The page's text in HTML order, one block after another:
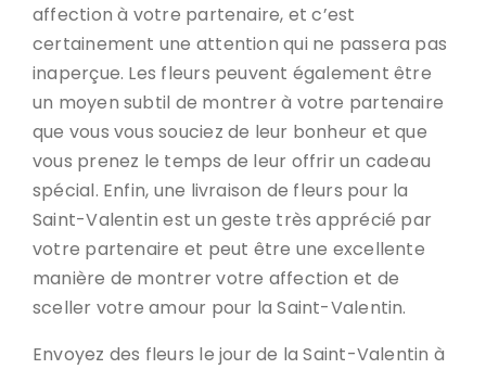
affection à votre partenaire, et c’est
certainement une attention qui ne passera pas
inaperçue. Les fleurs peuvent également être
un moyen subtil de montrer à votre partenaire
que vous vous souciez de leur bonheur et que
vous prenez le temps de leur offrir un cadeau
spécial. Enfin, une livraison de fleurs pour la
Saint-Valentin est un geste très apprécié par
votre partenaire et peut être une excellente
manière de montrer votre affection et de
sceller votre amour pour la Saint-Valentin.
Envoyez des fleurs le jour de la Saint-Valentin à